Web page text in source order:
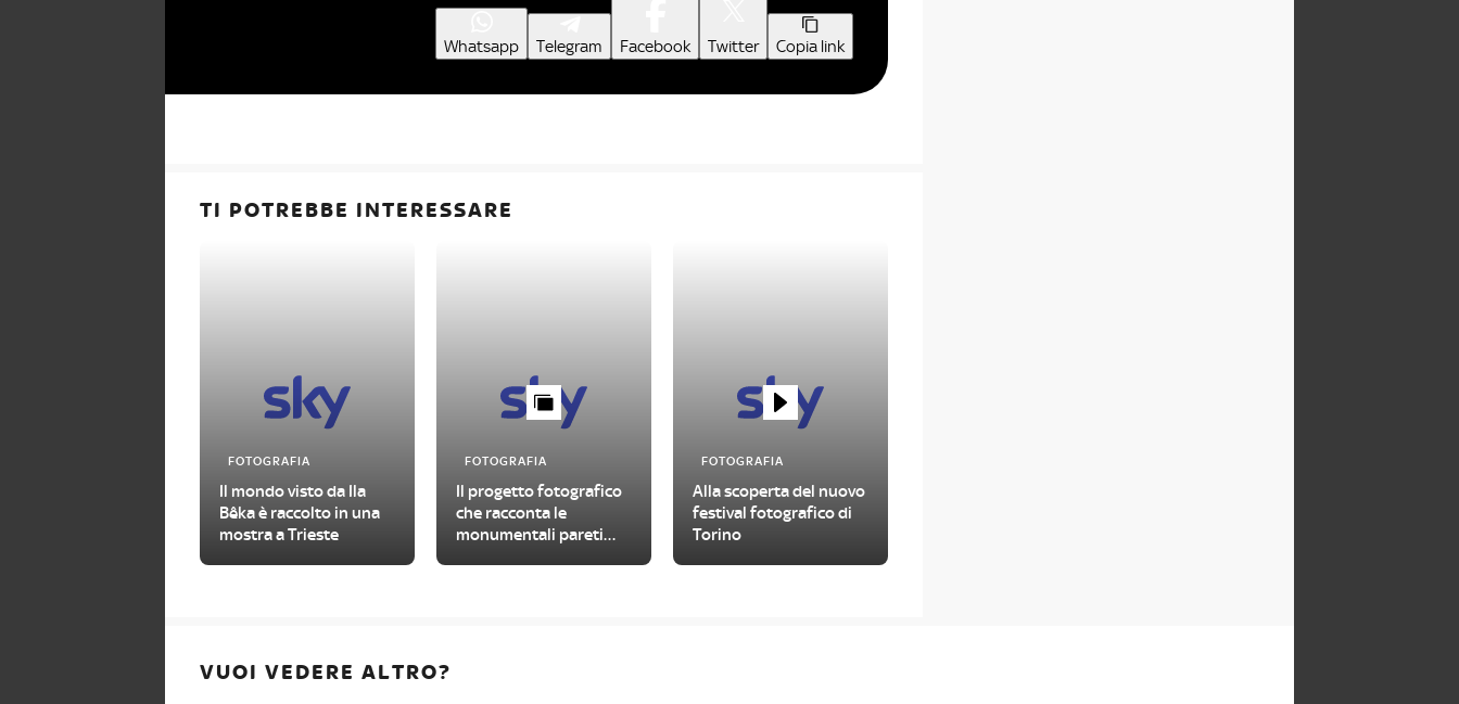
Whatsapp Telegram Facebook Twitter Copia link
TI POTREBBE INTERESSARE
FOTOGRAFIA
Il mondo visto da Ila
Bêka è raccolto in una
mostra a Trieste
FOTOGRAFIA
Il progetto fotografico
che racconta le
monumentali pareti
FOTOGRAFIA
Alla scoperta del nuovo
festival fotografico di
Torino
VUOI VEDERE ALTRO?